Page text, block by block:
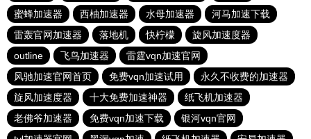
蜜蜂加速器
西柚加速器 水母加速器
河马加速下载
雷轰官网加速器
落地机 快柠檬
旋风加速度器
outline
飞鸟加速器
雷霆vqn加速官网
风驰加速官网首页
免费vqn加速试用
永久不收费的加速器
旋风加速度器
十大免费加速神器
纸飞机加速器
老佛爷加速器
免费vqn加速下载
银河vqn官网